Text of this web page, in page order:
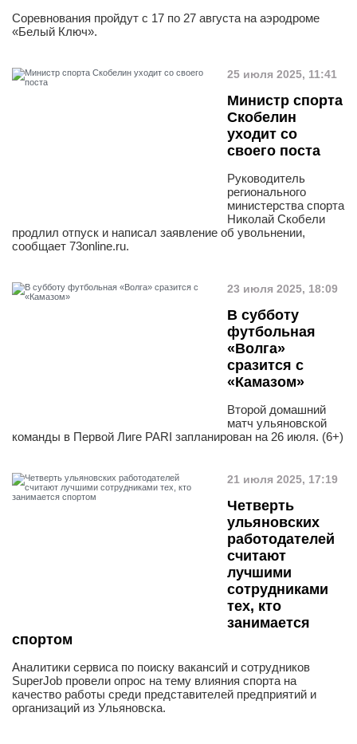
Соревнования пройдут с 17 по 27 августа на аэродроме
«Белый Ключ».
25 июля 2025, 11:41
Министр спорта
Скобелин
уходит со
своего поста
Руководитель
регионального
министерства спорта
Николай Скобели
продлил отпуск и написал заявление об увольнении,
сообщает 73online.ru.
23 июля 2025, 18:09
В субботу
футбольная
«Волга»
сразится с
«Камазом»
Второй домашний
матч ульяновской
команды в Первой Лиге PARI запланирован на 26 июля. (6+)
21 июля 2025, 17:19
Четверть
ульяновских
работодателей
считают
лучшими
сотрудниками
тех, кто
занимается
спортом
Аналитики сервиса по поиску вакансий и сотрудников
SuperJob провели опрос на тему влияния спорта на
качество работы среди представителей предприятий и
организаций из Ульяновска.